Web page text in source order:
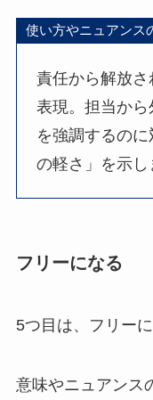
使い方やニュアンス
責任から解放
表現。担当から
を強調するの
の軽さ」を示し
フリーになる
5つ目は、フリーに
意味やニュアンス